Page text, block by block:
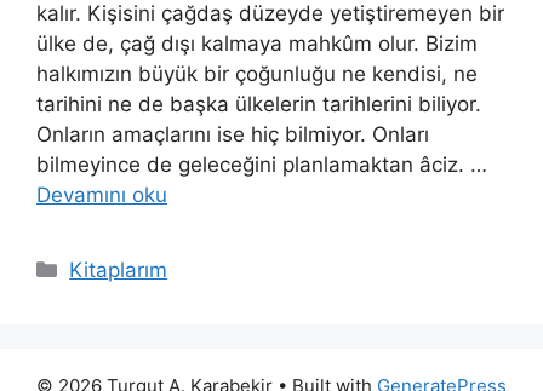
kalır. Kişisini çağdaş düzeyde yetiştiremeyen bir
ülke de, çağ dışı kalmaya mahkûm olur. Bizim
halkımızın büyük bir çoğunluğu ne kendisi, ne
tarihini ne de başka ülkelerin tarihlerini biliyor.
Onların amaçlarını ise hiç bilmiyor. Onları
bilmeyince de geleceğini planlamaktan âciz. …
Devamını oku
Kategoriler
Kitaplarım
© 2026 Turgut A. Karabekir • Built with GeneratePress